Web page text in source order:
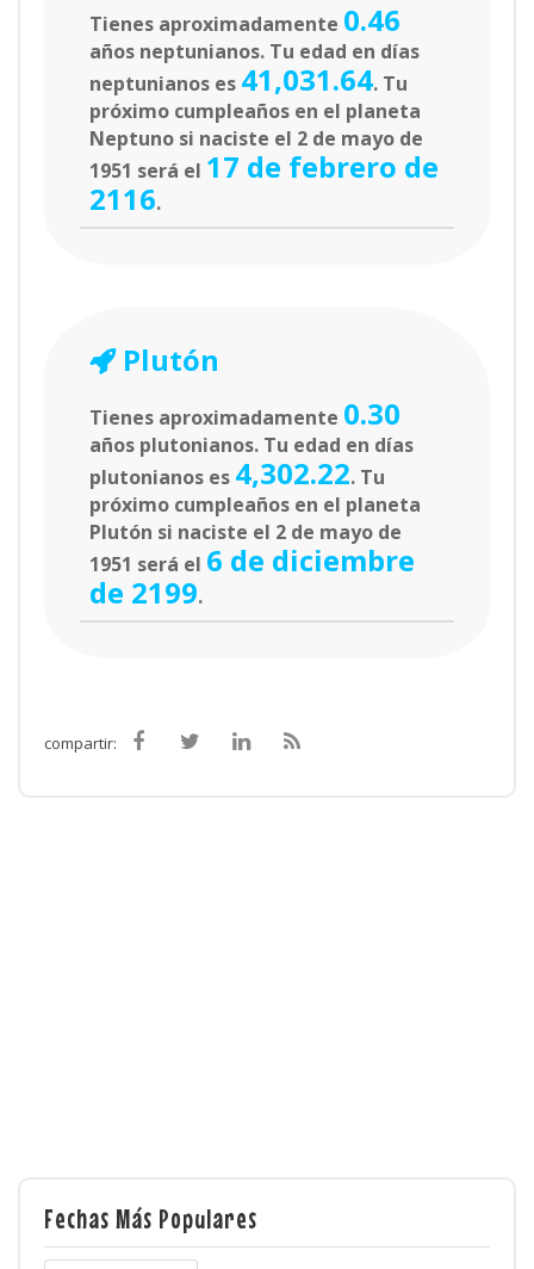
Tienes aproximadamente 0.46
años neptunianos. Tu edad en días
neptunianos es 41,031.64. Tu
próximo cumpleaños en el planeta
Neptuno si naciste el 2 de mayo de
1951 será el 17 de febrero de
2116.
Plutón
Tienes aproximadamente 0.30
años plutonianos. Tu edad en días
plutonianos es 4,302.22. Tu
próximo cumpleaños en el planeta
Plutón si naciste el 2 de mayo de
1951 será el 6 de diciembre
de 2199.
compartir:
Fechas Más Populares